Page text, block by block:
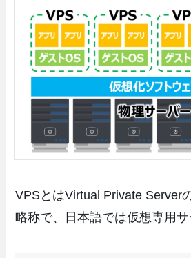
VPSとはVirtual Private Server
略称で、日本語では仮想専用サ